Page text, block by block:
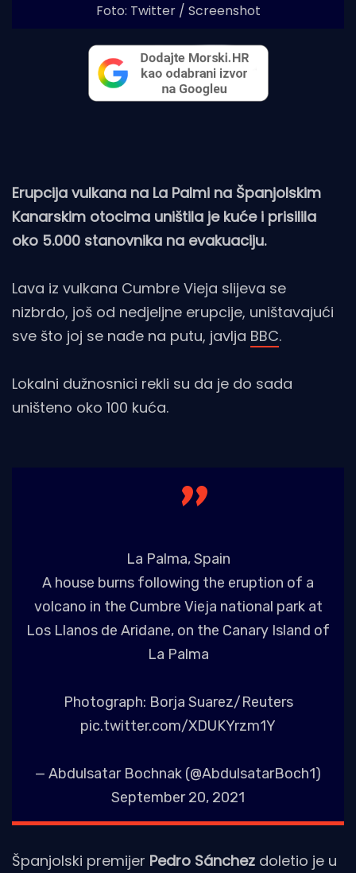
Foto: Twitter / Screenshot
Erupcija vulkana na La Palmi na Španjolskim
Kanarskim otocima uništila je kuće i prisilila
oko 5.000 stanovnika na evakuaciju.
Lava iz vulkana Cumbre Vieja slijeva se
nizbrdo, još od nedjeljne erupcije, uništavajući
sve što joj se nađe na putu, javlja BBC.
Lokalni dužnosnici rekli su da je do sada
uništeno oko 100 kuća.
La Palma, Spain
A house burns following the eruption of a
volcano in the Cumbre Vieja national park at
Los Llanos de Aridane, on the Canary Island of
La Palma
Photograph: Borja Suarez/Reuters
pic.twitter.com/XDUKYrzm1Y
— Abdulsatar Bochnak (@AbdulsatarBoch1)
September 20, 2021
Španjolski premijer Pedro Sánchez doletio je u